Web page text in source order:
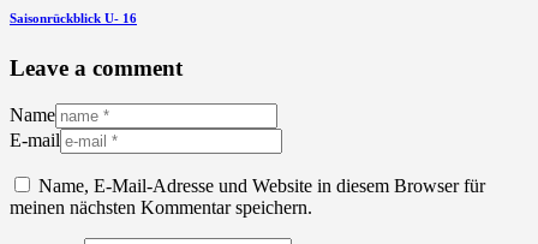
Saisonrückblick U- 16
Leave a comment
Name
E-mail
Name, E-Mail-Adresse und Website in diesem Browser für
meinen nächsten Kommentar speichern.